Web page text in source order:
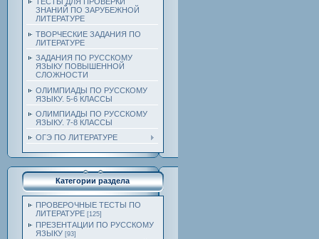
ТЕСТЫ ДЛЯ ПРОВЕРКИ
ЗНАНИЙ ПО ЗАРУБЕЖНОЙ
ЛИТЕРАТУРЕ
ТВОРЧЕСКИЕ ЗАДАНИЯ ПО
ЛИТЕРАТУРЕ
ЗАДАНИЯ ПО РУССКОМУ
ЯЗЫКУ ПОВЫШЕННОЙ
СЛОЖНОСТИ
ОЛИМПИАДЫ ПО РУССКОМУ
ЯЗЫКУ. 5-6 КЛАССЫ
ОЛИМПИАДЫ ПО РУССКОМУ
ЯЗЫКУ. 7-8 КЛАССЫ
ОГЭ ПО ЛИТЕРАТУРЕ
Категории раздела
ПРОВЕРОЧНЫЕ ТЕСТЫ ПО
ЛИТЕРАТУРЕ [125]
ПРЕЗЕНТАЦИИ ПО РУССКОМУ
ЯЗЫКУ [93]